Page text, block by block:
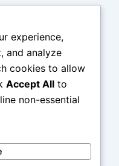
experience,
and analyze
cookies to allow
Accept All to
non-essential